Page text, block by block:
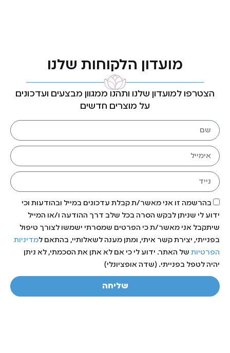
מועדון הלקוחות שלנו
הצטרפו למועדון שלנו ותהנו ממגוון מבצעים ועדכונים
על מוצרים חדשים
בהרשמה זו אני מאשר/ת קבלת עדכונים במייל ובהודעות וכי
ידוע לי שניתן לבקש הסרה בכל שלב דרך ההודעה ו/או המייל
שיתקבל אני מאשר/ת כי הפרטים שמסרתי ישמשו לצורך טיפול
בפנייתי, יצירת קשר איתי, ומתן מענה לשאלותיי, בהתאם למדיניות
הפרטיות של האתר. ידוע לי כי אם לא אתן את הסכמתי, לא ניתן
יהיה לטפל בפנייתי. (שדה אופציונלי)
שליחה